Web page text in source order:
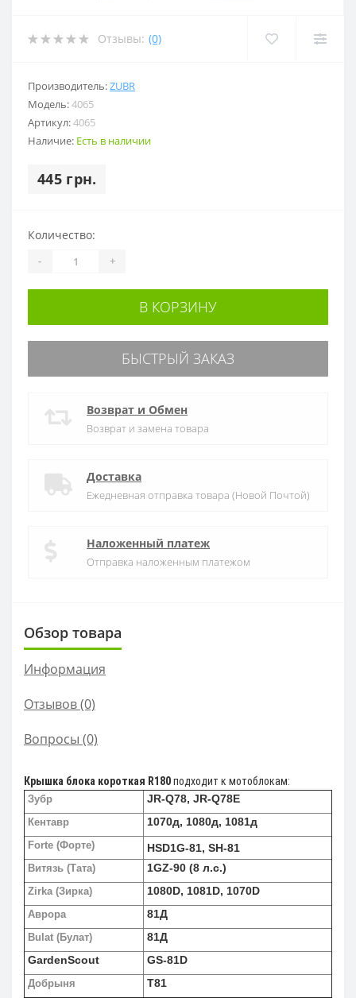
Отзывы: (0)
Производитель:ZUBR
Модель:4065
Артикул:4065
Наличие: Есть в наличии
445 грн.
Количество:
- +
В КОРЗИНУ
БЫСТРЫЙ ЗАКАЗ
Возврат и Обмен
Возврат и замена товара
Доставка
Ежедневная отправка товара (Новой Почтой)
Наложенный платеж
Отправка наложенным платежом
Обзор товара
Информация
Отзывов (0)
Вопросы (0)
Крышка блока короткая R180подходит к мотоблокам:
Зубр JR-Q78, JR-Q78E
Кентавр 1070д, 1080д, 1081д
Forte (Форте) HSD1G-81, SH-81
Витязь (Тата) 1GZ-90 (8 л.с.)
Zirka (Зирка) 1080D, 1081D, 1070D
Аврора 81Д
Bulat (Булат)
81Д
GardenScout
GS-81D
Добрыня T81